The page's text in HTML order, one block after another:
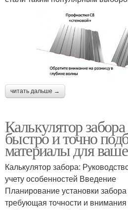
читать дальше →
Калькулятор
быстро и точно
материалы для
Калькулятор забора:
учету особенностей Введение
Планирование установки забора
требующая точности и внимания